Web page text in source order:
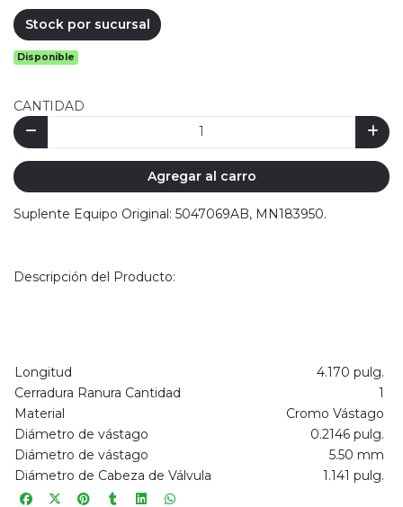
Stock por sucursal
Disponible
CANTIDAD
Agregar al carro
Suplente Equipo Original: 5047069AB, MN183950.
Descripción del Producto:
Longitud
4.170 pulg.
Cerradura Ranura Cantidad
1
Material
Cromo Vástago
Diámetro de vástago
0.2146 pulg.
Diámetro de vástago
5.50 mm
Diámetro de Cabeza de Válvula
1.141 pulg.